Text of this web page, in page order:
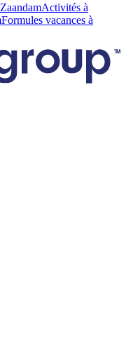
Activités à
Formules vacances à